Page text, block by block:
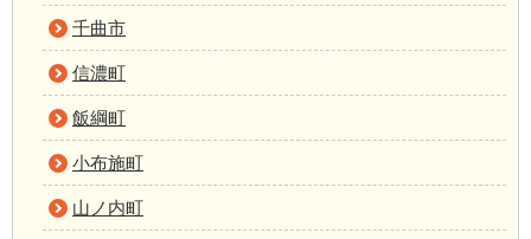
千曲市
信濃町
飯綱町
小布施町
山ノ内町